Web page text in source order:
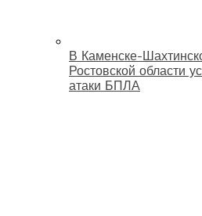
В Каменске-
Ростовской области
атаки БПЛА